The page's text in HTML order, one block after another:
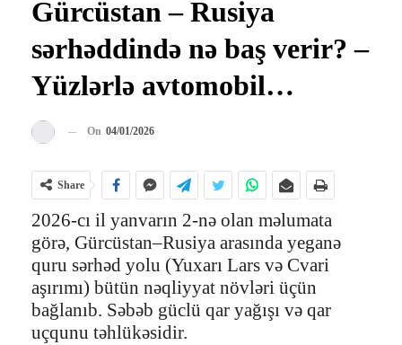
Gürcüstan – Rusiya
sərhəddində nə baş verir? –
Yüzlərlə avtomobil…
On 04/01/2026
Share
2026-cı il yanvarın 2-nə olan məlumata
görə, Gürcüstan–Rusiya arasında yeganə
quru sərhəd yolu (Yuxarı Lars və Cvari
aşırımı) bütün nəqliyyat növləri üçün
bağlanıb. Səbəb güclü qar yağışı və qar
uçqunu təhlükəsidir.